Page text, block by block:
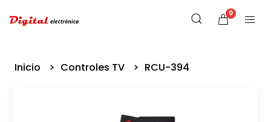
0
Inicio Controles TV RCU-394